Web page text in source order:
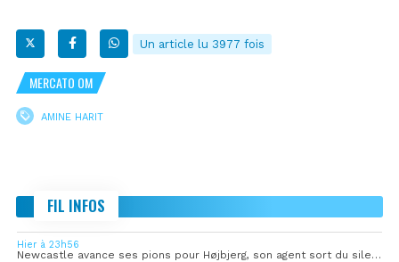
Un article lu 3977 fois
MERCATO OM
AMINE HARIT
FIL INFOS
Hier à 23h56
Newcastle avance ses pions pour Højbjerg, son agent sort du silence